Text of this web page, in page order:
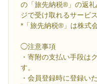
の「旅先納税®」の返
ジで受け取れるサービス
*「旅先納税®」は株式
◯注意事項
・寄附の支払い手段は
す。
・会員登録時に登録い